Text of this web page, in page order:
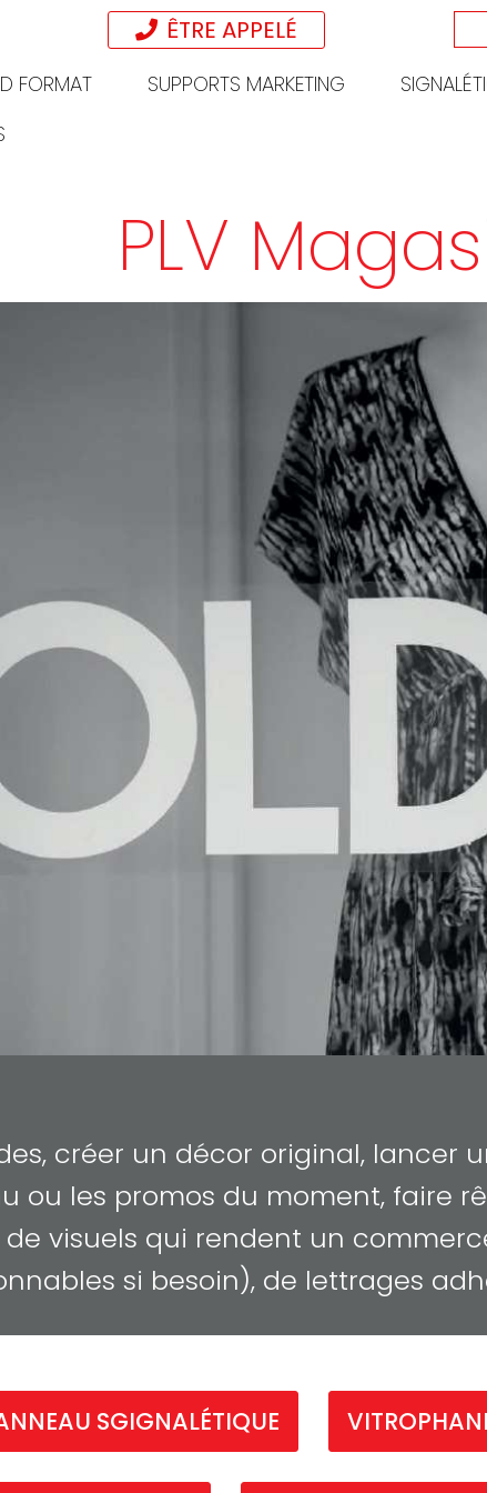
FORMAT SUPPORTS MARKETING
ÊTRE APPELÉ
PLV
créer un décor original, lancer
ou les promos du moment, faire
visuels qui rendent un
si besoin), de lettrages
SGIGNALÉTIQUE